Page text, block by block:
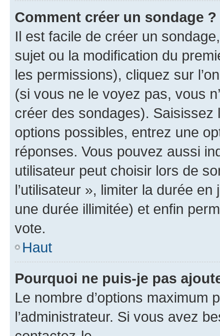
Comment créer un sondage ?
Il est facile de créer un
sujet ou la modification du
les permissions), cliquez sur
(si vous ne le voyez pas, vous
créer des sondages).
options possibles, entrez une
réponses. Vous pouvez aussi
utilisateur peut choisir lors de
l’utilisateur », limiter la durée
une durée illimitée) et enfin
vote.
Haut
Pourquoi ne puis-je pas
Le nombre d’options maximum
l’administrateur. Si vous avez